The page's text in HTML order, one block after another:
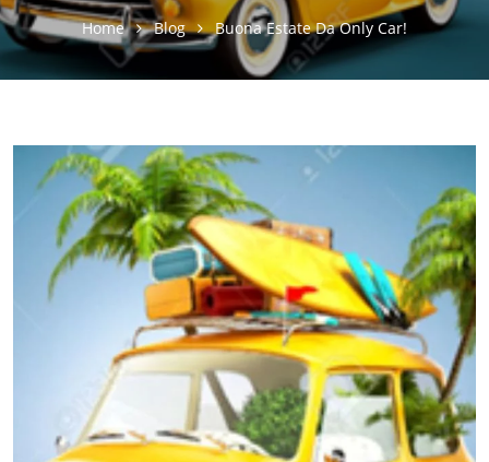
Home Blog Buona Estate Da Only Car!